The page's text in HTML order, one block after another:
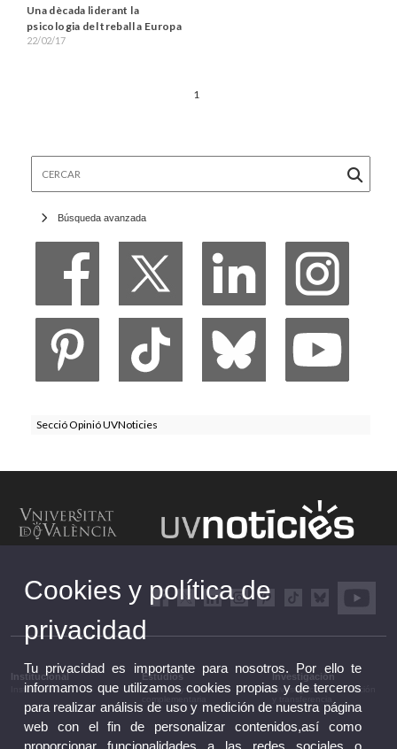
Una dècada liderant la
psicologia del treball a Europa
22/02/17
1
Búsqueda avanzada
Secció Opinió UVNoticies
Institucional
Institucional
Estudios
Estudios y formación
Investigación
Investigación, innovación
Cookies y política de
privacidad
Tu privacidad es importante para nosotros. Por ello te
informamos que utilizamos cookies propias y de terceros
para realizar análisis de uso y medición de nuestra página
web con el fin de personalizar contenidos,así como